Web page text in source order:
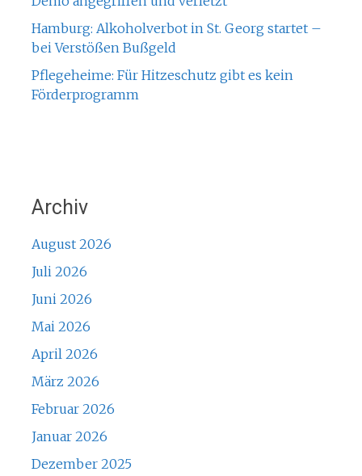
Hamburg: Alkoholverbot in St. Georg startet –
bei Verstößen Bußgeld
Pflegeheime: Für Hitzeschutz gibt es kein
Förderprogramm
Archiv
August 2026
Juli 2026
Juni 2026
Mai 2026
April 2026
März 2026
Februar 2026
Januar 2026
Dezember 2025